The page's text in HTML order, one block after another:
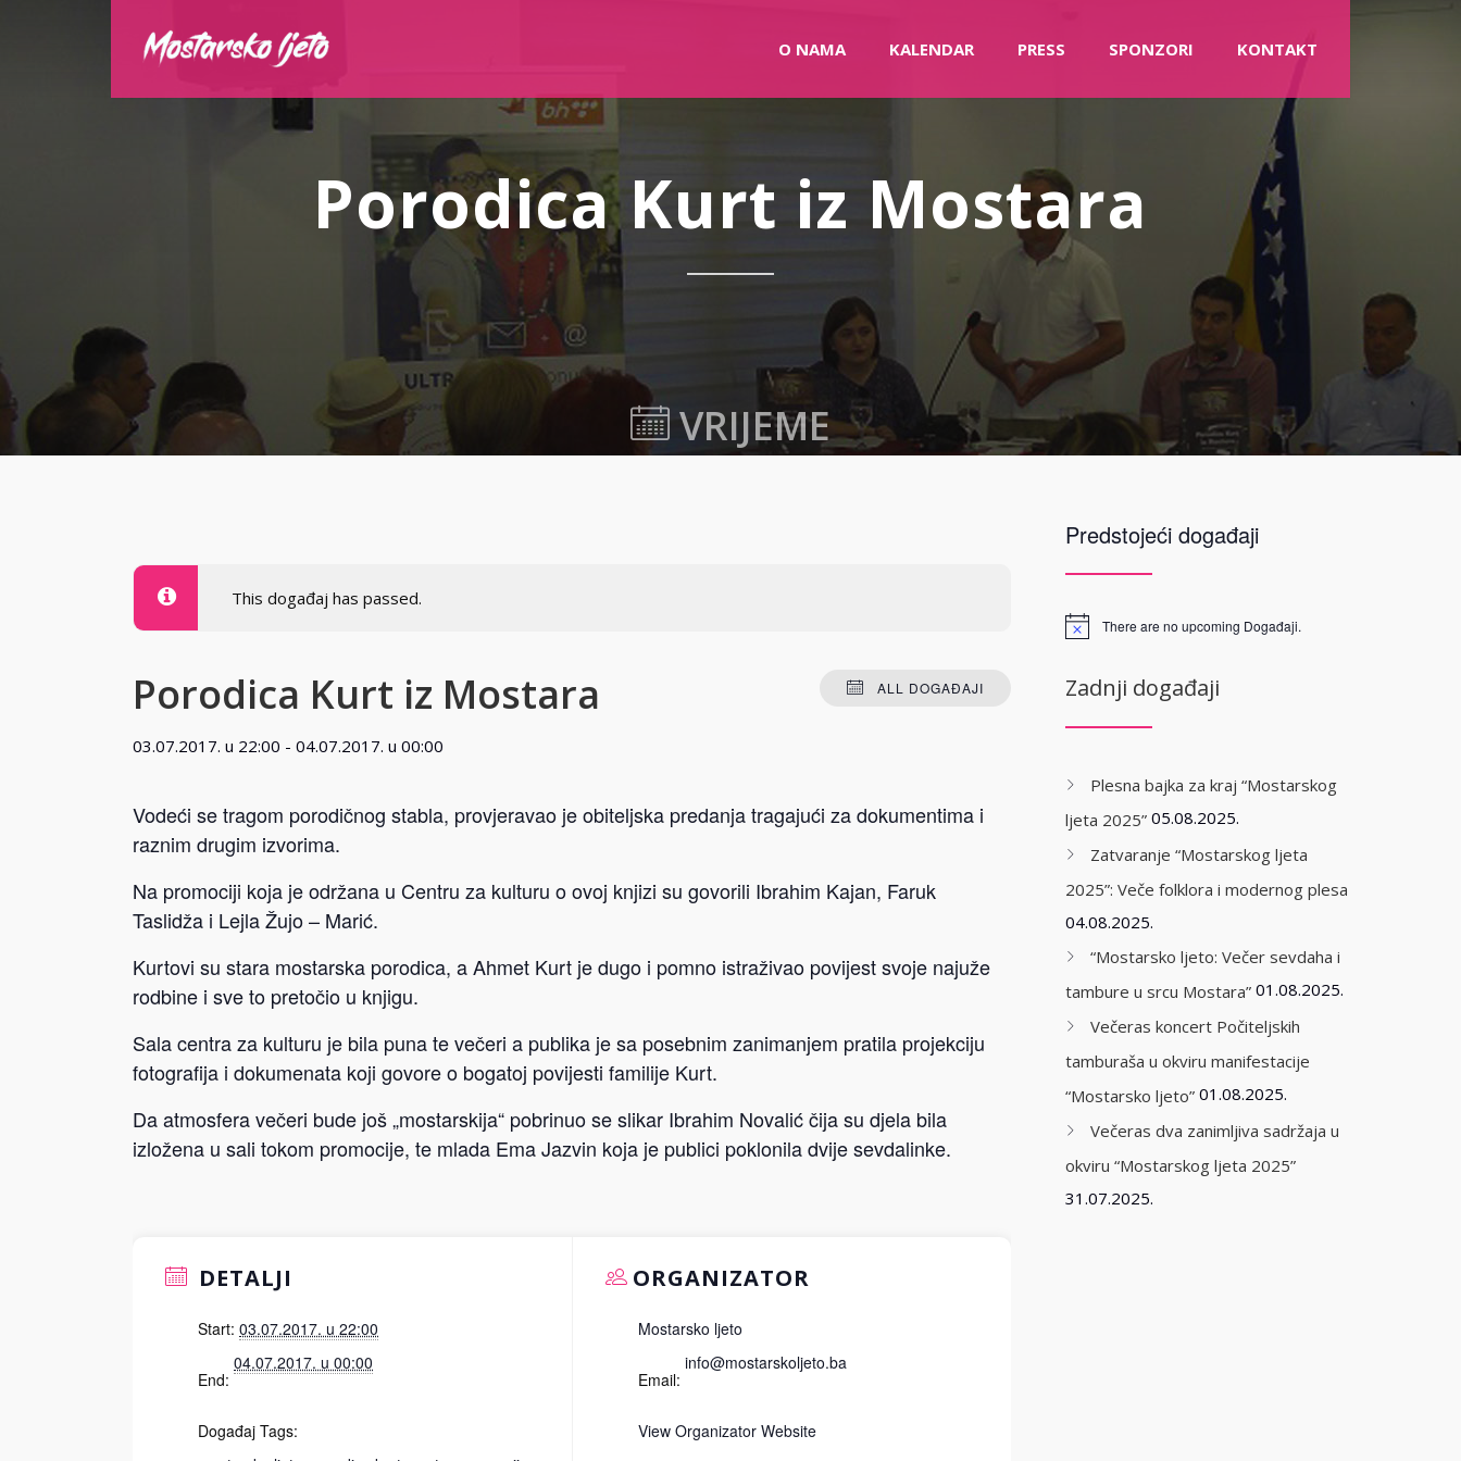
O NAMA KALENDAR PRESS SPONZORI KONTAKT
Porodica Kurt iz Mostara
VRIJEME
This događaj has passed.
ALL DOGAĐAJI
Porodica Kurt iz Mostara
03.07.2017. u 22:00 - 04.07.2017. u 00:00
Vodeći se tragom porodičnog stabla, provjeravao je obiteljska predanja tragajući za dokumentima i
raznim drugim izvorima.
Na promociji koja je održana u Centru za kulturu o ovoj knjizi su govorili Ibrahim Kajan, Faruk
Taslidža i Lejla Žujo – Marić.
Kurtovi su stara mostarska porodica, a Ahmet Kurt je dugo i pomno istraživao povijest svoje najuže
rodbine i sve to pretočio u knjigu.
Sala centra za kulturu je bila puna te večeri a publika je sa posebnim zanimanjem pratila projekciju
fotografija i dokumenata koji govore o bogatoj povijesti familije Kurt.
Da atmosfera večeri bude još „mostarskija“ pobrinuo se slikar Ibrahim Novalić čija su djela bila
izložena u sali tokom promocije, te mlada Ema Jazvin koja je publici poklonila dvije sevdalinke.
DETALJI
Start: 03.07.2017. u 22:00
End:
04.07.2017. u 00:00
Događaj Tags:
ORGANIZATOR
Mostarsko ljeto
Email:
info@mostarskoljeto.ba
View Organizator Website
Predstojeći događaji
There are no upcoming Događaji.
Zadnji događaji
Plesna bajka za kraj “Mostarskog
ljeta 2025” 05.08.2025.
Zatvaranje “Mostarskog ljeta
2025”: Veče folklora i modernog plesa
04.08.2025.
“Mostarsko ljeto: Večer sevdaha i
tambure u srcu Mostara” 01.08.2025.
Večeras koncert Počiteljskih
tamburaša u okviru manifestacije
“Mostarsko ljeto” 01.08.2025.
Večeras dva zanimljiva sadržaja u
okviru “Mostarskog ljeta 2025”
31.07.2025.